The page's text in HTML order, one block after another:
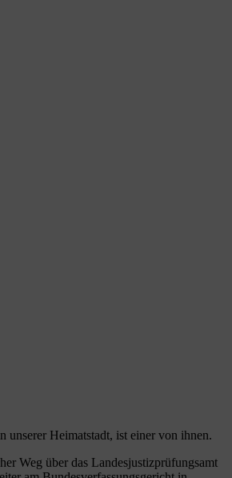
unserer Heimatstadt, ist einer von ihnen.
Weg über das Landesjustizprüfungsamt